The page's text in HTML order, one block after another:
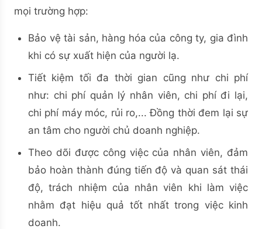
mọi trường hợp:
Bảo vệ tài sản, hàng hóa của công ty, gia đình
khi có sự xuất hiện của người lạ.
Tiết kiệm tối đa thời gian cũng như chi phí
như: chi phí quản lý nhân viên, chi phí đi lại,
chi phí máy móc, rủi ro,... Đồng thời đem lại sự
an tâm cho người chủ doanh nghiệp.
Theo dõi được công việc của nhân viên, đảm
bảo hoàn thành đúng tiến độ và quan sát thái
độ, trách nhiệm của nhân viên khi làm việc
nhằm đạt hiệu quả tốt nhất trong việc kinh
doanh.